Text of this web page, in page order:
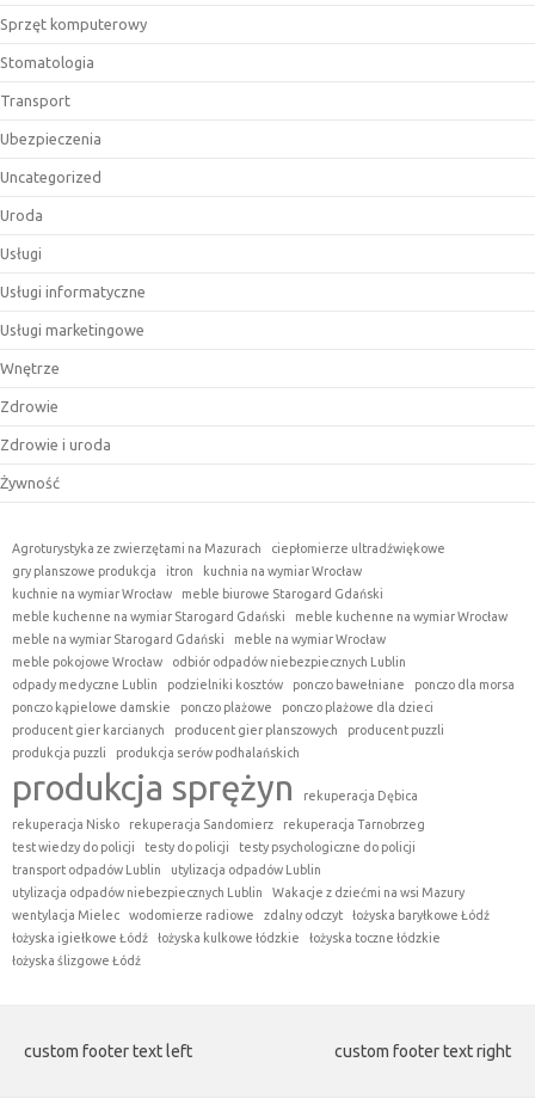
Sprzęt komputerowy
Stomatologia
Transport
Ubezpieczenia
Uncategorized
Uroda
Usługi
Usługi informatyczne
Usługi marketingowe
Wnętrze
Zdrowie
Zdrowie i uroda
Żywność
Agroturystyka ze zwierzętami na Mazurach
ciepłomierze ultradźwiękowe
gry planszowe produkcja
itron
kuchnia na wymiar Wrocław
kuchnie na wymiar Wrocław
meble biurowe Starogard Gdański
meble kuchenne na wymiar Starogard Gdański
meble kuchenne na wymiar Wrocław
meble na wymiar Starogard Gdański
meble na wymiar Wrocław
meble pokojowe Wrocław
odbiór odpadów niebezpiecznych Lublin
odpady medyczne Lublin
podzielniki kosztów ponczo bawełniane
ponczo dla morsa
ponczo kąpielowe damskie
ponczo plażowe
ponczo plażowe dla dzieci
producent gier karcianych
producent gier planszowych
producent puzzli
produkcja puzzli
produkcja serów podhalańskich
produkcja sprężyn
rekuperacja Dębica
rekuperacja Nisko
rekuperacja Sandomierz
rekuperacja Tarnobrzeg
test wiedzy do policji
testy do policji
testy psychologiczne do policji
transport odpadów Lublin
utylizacja odpadów Lublin
utylizacja odpadów niebezpiecznych Lublin
Wakacje z dziećmi na wsi Mazury
wentylacja Mielec
wodomierze radiowe zdalny odczyt
łożyska baryłkowe Łódź
łożyska igiełkowe Łódź
łożyska kulkowe łódzkie
łożyska toczne łódzkie
łożyska ślizgowe Łódź
custom footer text left custom footer text right